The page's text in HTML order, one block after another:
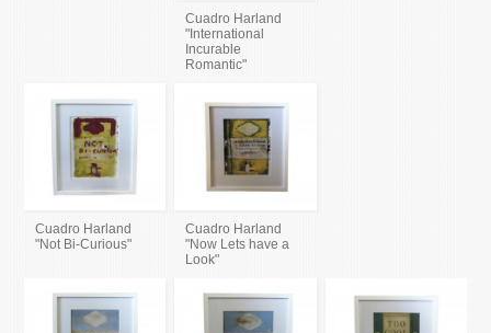
Cuadro Harland
"International
Incurable
Romantic"
Cuadro Harland
"Not Bi-Curious"
Cuadro Harland
"Now Lets have a
Look"